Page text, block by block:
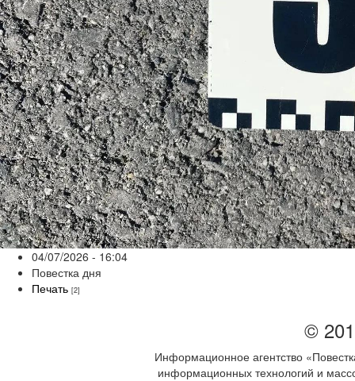
04/07/2026 - 16:04
Повестка дня
Печать [2]
©
Информационное агентство
информационных технологий и